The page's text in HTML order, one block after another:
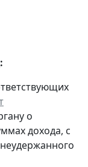
о
дохода, с